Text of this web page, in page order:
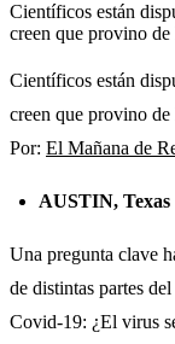
Científicos están
creen que provino
Científicos están
creen que provino
Por: El Mañana de
AUSTIN, Texas
Una pregunta clave
de distintas partes
Covid-19: ¿El virus